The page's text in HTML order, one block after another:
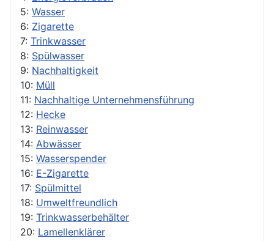
5: Wasser
6: Zigarette
7: Trinkwasser
8: Spülwasser
9: Nachhaltigkeit
10: Müll
11: Nachhaltige Unternehmensführung
12: Hecke
13: Reinwasser
14: Abwässer
15: Wasserspender
16: E-Zigarette
17: Spülmittel
18: Umweltfreundlich
19: Trinkwasserbehälter
20: Lamellenklärer